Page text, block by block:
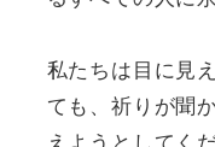
私たちは目に見
ても、祈りが聞
えようとしてく